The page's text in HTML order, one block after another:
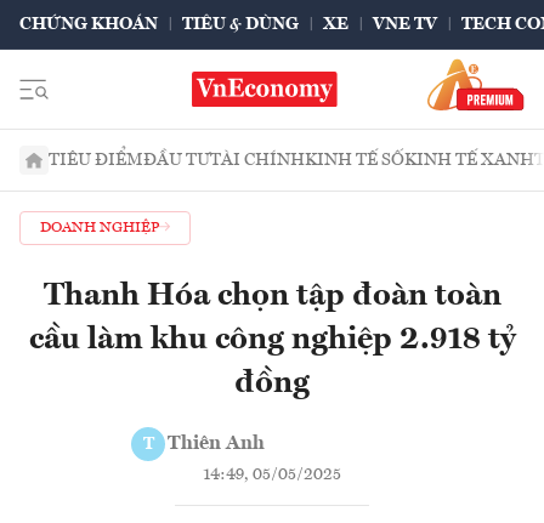
CHỨNG KHOÁN TIÊU & DÙNG XE VNE TV TECH
TIÊU ĐIỂMĐẦU TƯTÀI CHÍNHKINH TẾ SỐKINH TẾ XANH
DOANH NGHIỆP
Thanh Hóa chọn tập đoàn toàn
cầu làm khu công nghiệp 2.918 tỷ
đồng
T Thiên Anh
14:49, 05/05/2025